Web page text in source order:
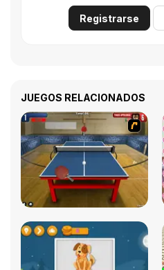
Registrarse
JUEGOS RELACIONADOS